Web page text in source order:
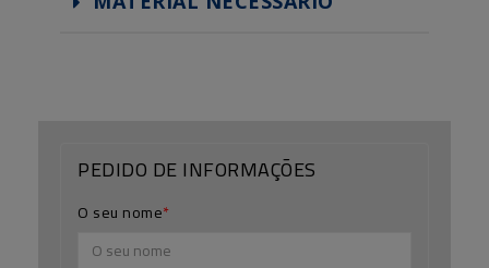
PEDIDO DE INFORMAÇÕES
O seu nome